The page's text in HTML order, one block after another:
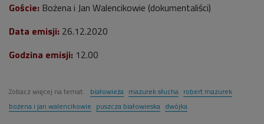
Goście: Bożena i Jan Walencikowie (dokumentaliści)
Data emisji: 26.12.2020
Godzina emisji: 12.00
Zobacz więcej na temat: białowieża mazurek słucha robert mazurek
bożena i jan walencikowie puszcza białowieska dwójka